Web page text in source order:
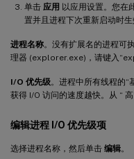
单击 应用 以应用设置。您在
置并且进程下次重新启动时生
进程名称。没有扩展名的进程可
理器 (explorer.exe)，请键入
I/O 优先级。进程中所有线程的“
获得 I/O 访问的速度越快。从 “ 高
编辑进程 I/O 优先级项
选择进程名称，然后单击 编辑。